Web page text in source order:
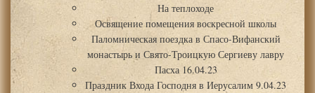
На теплоходе
Освящение помещения воскресной школы
Паломническая поездка в Спасо-Вифанский
монастырь и Свято-Троицкую Сергиеву лавру
Пасха 16.04.23
Праздник Входа Господня в Иерусалим 9.04.23